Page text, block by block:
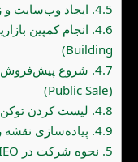
4.5. ایجاد وب‌سایت
4.6.
Building)
4.7.
(Public Sale)
4.8. لیست کردن
4.9. پیاده‌سازی
5. نحوه شرکت در IEO